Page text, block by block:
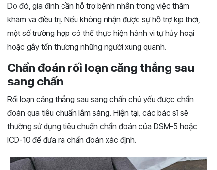
Do đó, gia đình cần hỗ trợ bệnh nhân trong việc thăm
khám và điều trị. Nếu không nhận được sự hỗ trợ kịp thời,
một số trường hợp có thể thực hiện hành vi tự hủy hoại
hoặc gây tổn thương những người xung quanh.
Chẩn đoán rối loạn căng thẳng sau
sang chấn
Rối loạn căng thẳng sau sang chấn chủ yếu được chẩn
đoán qua tiêu chuẩn lâm sàng. Hiện tại, các bác sĩ sẽ
thường sử dụng tiêu chuẩn chẩn đoán của DSM-5 hoặc
ICD-10 để đưa ra chẩn đoán xác định.